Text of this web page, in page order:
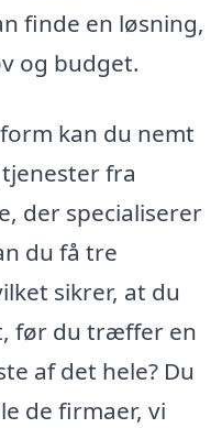
finde en løsning,
og budget.
kan du nemt
fra
der specialiserer
du få tre
sikrer, at du
før du træffer en
af det hele? Du
de firmaer, vi